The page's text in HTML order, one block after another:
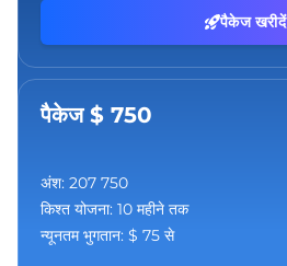
पैकेज खरीदें
पैकेज $ 750
अंश: 207 750
किश्त योजना: 10 महीने तक
न्यूनतम भुगतान: $ 75 से